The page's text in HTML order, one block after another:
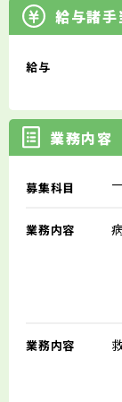
給与諸手
給与
業務内容
募集科目
業務内容
業務内容